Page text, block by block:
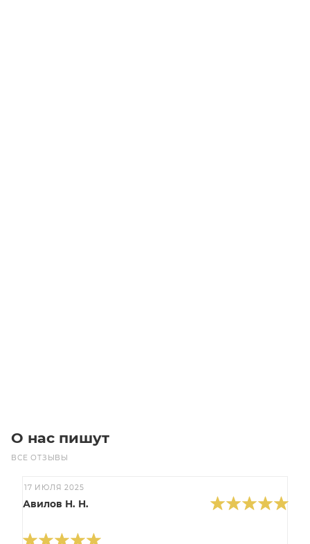
О нас пишут
ВСЕ ОТЗЫВЫ
17 ИЮЛЯ 2025
Авилов Н. Н.